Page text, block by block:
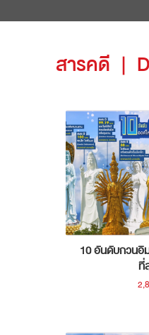
สารคดี |
10 อันดับกวนอิ
ที่